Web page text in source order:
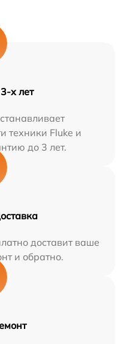
х лет
техники Fluke и
до 3 лет.
доставит ваше
и обратно.